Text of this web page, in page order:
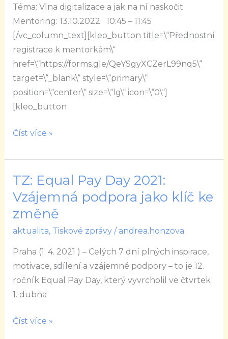
Téma: Vlna digitalizace a jak na ní naskočit
Mentoring: 13.10.2022 10:45 – 11:45
[/vc_column_text][kleo_button title=\“Přednostní
registrace k mentorkám\“
href=\“https://forms.gle/QeYSgyXCZerL99nq5\“
target=\“_blank\“ style=\“primary\“
position=\“center\“ size=\“lg\“ icon=\“0\“]
[kleo_button
naskočit
Číst více »
TZ: Equal Pay Day 2021:
Vzájemná podpora jako klíč ke
změně
aktualita, Tiskové zprávy/ andrea.honzova
Praha (1. 4. 2021 ) – Celých 7 dní plných inspirace,
motivace, sdílení a vzájemné podpory – to je 12.
ročník Equal Pay Day, který vyvrcholil ve čtvrtek
1. dubna
TZ:
Equal
Day
2021:
Vzájemná
podpora
jako
klíč
změně
Číst více »